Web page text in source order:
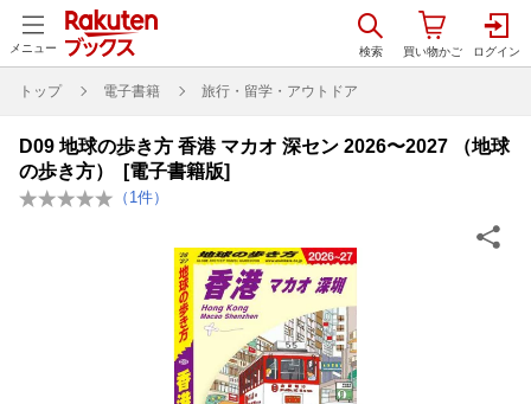
メニュー
トップ 電子書籍 旅行・留学・アウトドア
D09 地球の歩き方 香港 マカオ 深セン 2026〜2027 （地球
の歩き方） [電子書籍版]
（ 1件）